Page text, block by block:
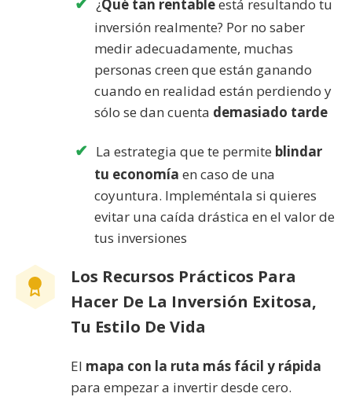
¿Qué tan rentableestá resultando tu
inversión realmente? Por no saber
medir adecuadamente, muchas
personas creen que están ganando
cuando en realidad están perdiendo y
sólo se dan cuenta demasiado tarde
La estrategia que te permite blindar
tu economía en caso de una
coyuntura. Impleméntala si quieres
evitar una caída drástica en el valor de
tus inversiones
Los Recursos Prácticos Para
Hacer De La Inversión Exitosa,
Tu Estilo De Vida
El mapa con la ruta más fácil y rápida
para empezar a invertir desde cero.